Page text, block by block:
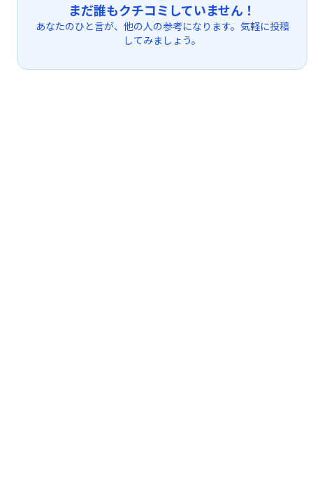
まだ誰もクチコミしていません！
あなたのひと言が、他の人の参考になります。気軽に投稿
してみましょう。